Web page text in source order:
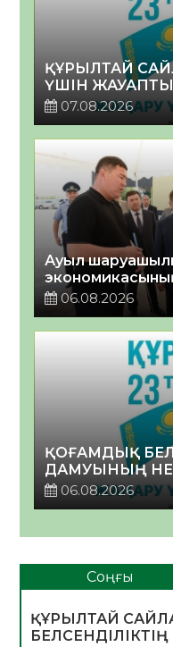
ҚҰРЫЛТАЙ
ҮШІН
07.08.2026
Ауыл
экономикасының
06.08.2026
ҚОҒАМДЫҚ
ДАМУЫНЫҢ
06.08.2026
Соңғы
ҚҰРЫЛТАЙ
БЕЛСЕНДІЛІКТІҢ